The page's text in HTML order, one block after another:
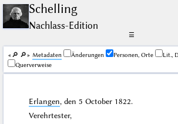
Schelling
Nachlass-Edition
☰
🔎︎ 🔎︎ Me­ta­da­ten Änderungen Personen, Orte Lit.,
Querverweise
Erlangen, den5 October 1822.
Verehrtester,